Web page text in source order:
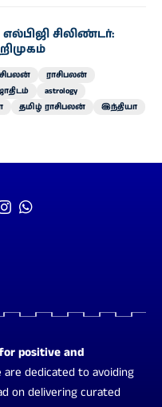
சிலிண்டர்:
ராசிபலன்
astrology
தமிழ் ராசிபலன்
இந்தியா
positive and
are dedicated to avoiding
on delivering curated